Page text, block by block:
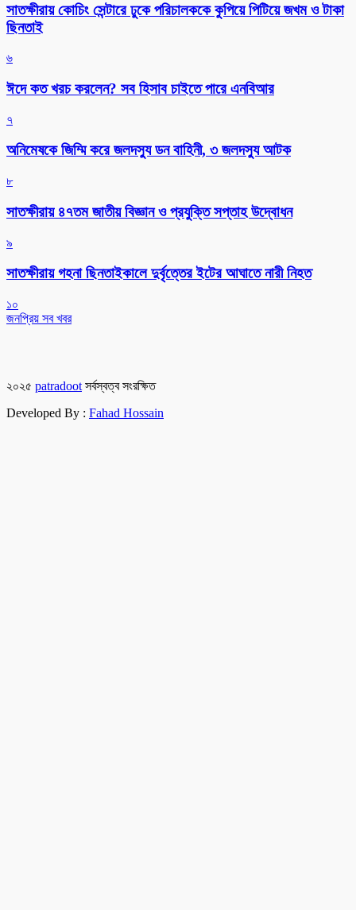
সাতক্ষীরায় কোচিং সেন্টারে ঢুকে পরিচালককে কুপিয়ে পিটিয়ে জখম ও টাকা
ছিনতাই
৬
ঈদে কত খরচ করলেন? সব হিসাব চাইতে পারে এনবিআর
৭
অনিমেষকে জিম্মি করে জলদস্যু ডন বাহিনী, ৩ জলদস্যু আটক
৮
সাতক্ষীরায় ৪৭তম জাতীয় বিজ্ঞান ও প্রযুক্তি সপ্তাহ উদ্বোধন
৯
সাতক্ষীরায় গহনা ছিনতাইকালে দুর্বৃত্তের ইটের আঘাতে নারী নিহত
১০
জনপ্রিয় সব খবর
২০২৫ patradoot সর্বস্বত্ব সংরক্ষিত
Developed By : Fahad Hossain